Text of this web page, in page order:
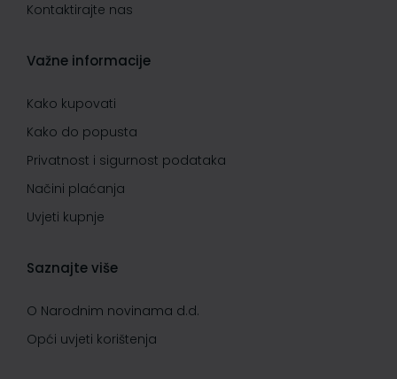
Kontaktirajte nas
Važne informacije
Kako kupovati
Kako do popusta
Privatnost i sigurnost podataka
Načini plaćanja
Uvjeti kupnje
Saznajte više
O Narodnim novinama d.d.
Opći uvjeti korištenja